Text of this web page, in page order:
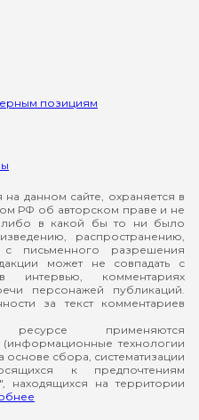
позициям
данном сайте, охраняется в
РФ об авторском праве и не
либо в какой бы то ни было
распространению,
письменного разрешения
может не совпадать с
интервью, комментариях
персонажей публикаций.
за текст комментариев
применяются
(информационные технологии
сбора, систематизации
к предпочтениям
находящихся на территории